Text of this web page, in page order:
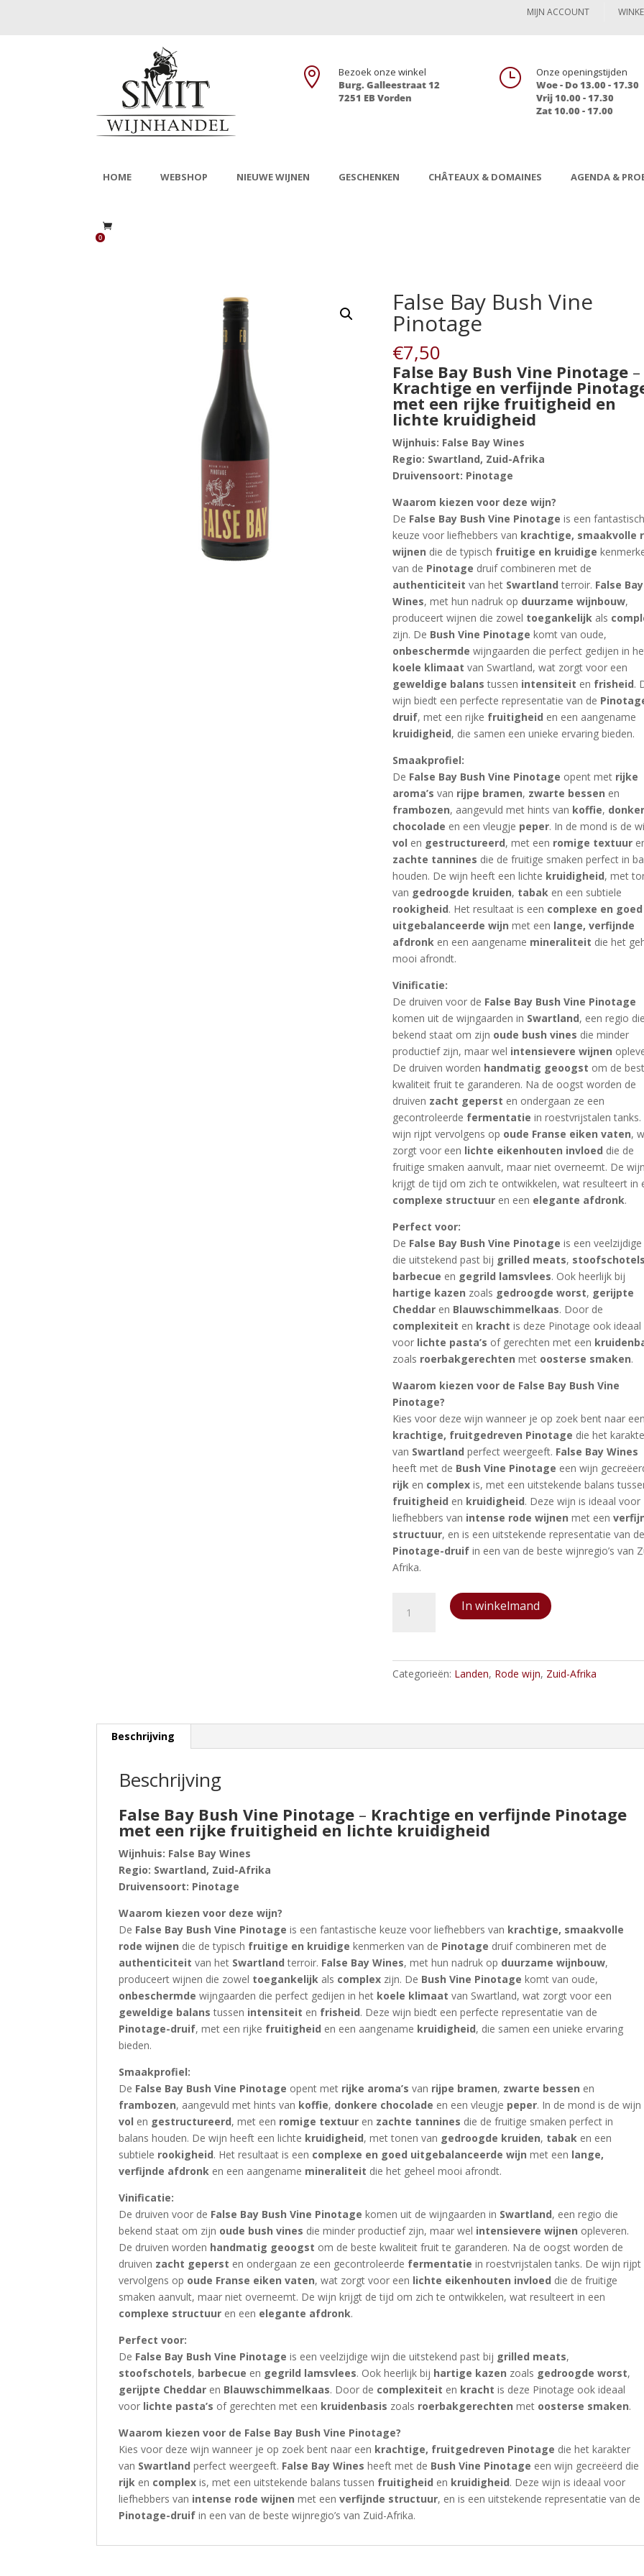
MIJN ACCOUNT

Bezoek onze winkel
Burg. Galleestraat 12
7251 EB Vorden
}
Onze openingstijden
Woe - Do 13.00 - 17.30
Vrij 10.00 - 17.30
Zat 10.00 - 17.00
HOME WEBSHOP NIEUWE WIJNEN GESCHENKEN CHÂTEAUX & DOMAINES AGENDA &
0
False Bay Bush Vine
Pinotage
€7,50
False Bay Bush Vine Pinotage –
Krachtige en verfijnde
met een rijke fruitigheid en
lichte kruidigheid
Wijnhuis: False Bay Wines
Regio: Swartland, Zuid-Afrika
Druivensoort: Pinotage
Waarom kiezen voor deze wijn?
De False Bay Bush Vine Pinotage is een
keuze voor liefhebbers van krachtige, smaakvolle
wijnen die de typisch fruitige en kruidige
van de Pinotage druif combineren met de
authenticiteit van het Swartland terroir. False Bay
Wines, met hun nadruk op duurzame wijnbouw,
produceert wijnen die zowel toegankelijk als
zijn. De Bush Vine Pinotage komt van oude,
onbeschermde wijngaarden die perfect gedijen in
koele klimaat van Swartland, wat zorgt voor een
geweldige balans tussen intensiteit en frisheid.
wijn biedt een perfecte representatie van de
druif, met een rijke fruitigheid en een aangename
kruidigheid, die samen een unieke ervaring bieden.
Smaakprofiel:
De False Bay Bush Vine Pinotage opent met rijke
aroma’s van rijpe bramen, zwarte bessen en
frambozen, aangevuld met hints van koffie,
chocolade en een vleugje peper. In de mond is de
vol en gestructureerd, met een romige textuur
zachte tannines die de fruitige smaken perfect in
houden. De wijn heeft een lichte kruidigheid, met
van gedroogde kruiden, tabak en een subtiele
rookigheid. Het resultaat is een complexe en goed
uitgebalanceerde wijn met een lange, verfijnde
afdronk en een aangename mineraliteit die het
mooi afrondt.
Vinificatie:
De druiven voor de False Bay Bush Vine Pinotage
komen uit de wijngaarden in Swartland, een regio die
bekend staat om zijn oude bush vines die minder
productief zijn, maar wel intensievere wijnen
De druiven worden handmatig geoogst om de
kwaliteit fruit te garanderen. Na de oogst worden de
druiven zacht geperst en ondergaan ze een
gecontroleerde fermentatie in roestvrijstalen tanks.
wijn rijpt vervolgens op oude Franse eiken vaten,
zorgt voor een lichte eikenhouten invloed die de
fruitige smaken aanvult, maar niet overneemt. De wijn
krijgt de tijd om zich te ontwikkelen, wat resulteert in
complexe structuur en een elegante afdronk.
Perfect voor:
De False Bay Bush Vine Pinotage is een
die uitstekend past bij grilled meats, stoofschotels
barbecue en gegrild lamsvlees. Ook heerlijk bij
hartige kazen zoals gedroogde worst, gerijpte
Cheddar en Blauwschimmelkaas. Door de
complexiteit en kracht is deze Pinotage ook ideaal
voor lichte pasta’s of gerechten met een
zoals roerbakgerechten met oosterse smaken.
Waarom kiezen voor de False Bay Bush Vine
Pinotage?
Kies voor deze wijn wanneer je op zoek bent naar een
krachtige, fruitgedreven Pinotage die het
van Swartland perfect weergeeft. False Bay Wines
heeft met de Bush Vine Pinotage een wijn
rijk en complex is, met een uitstekende balans
fruitigheid en kruidigheid. Deze wijn is ideaal voor
liefhebbers van intense rode wijnen met een
structuur, en is een uitstekende representatie van de
Pinotage-druif in een van de beste wijnregio’s van
Afrika.
Bay
aantal
In winkelmand
Categorieën: Landen, Rode wijn, Zuid-Afrika
Beschrijving
Beschrijving
False Bay Bush Vine Pinotage – Krachtige en verfijnde Pinotage
met een rijke fruitigheid en lichte kruidigheid
Wijnhuis: False Bay Wines
Regio: Swartland, Zuid-Afrika
Druivensoort: Pinotage
Waarom kiezen voor deze wijn?
De False Bay Bush Vine Pinotage is een fantastische keuze voor liefhebbers van krachtige, smaakvolle
rode wijnen die de typisch fruitige en kruidige kenmerken van de Pinotage druif combineren met de
authenticiteit van het Swartland terroir. False Bay Wines, met hun nadruk op duurzame wijnbouw,
produceert wijnen die zowel toegankelijk als complex zijn. De Bush Vine Pinotage komt van oude,
onbeschermde wijngaarden die perfect gedijen in het koele klimaat van Swartland, wat zorgt voor een
geweldige balans tussen intensiteit en frisheid. Deze wijn biedt een perfecte representatie van de
Pinotage-druif, met een rijke fruitigheid en een aangename kruidigheid, die samen een unieke ervaring
bieden.
Smaakprofiel:
De False Bay Bush Vine Pinotage opent met rijke aroma’s van rijpe bramen, zwarte bessen en
frambozen, aangevuld met hints van koffie, donkere chocolade en een vleugje peper. In de mond is de wijn
vol en gestructureerd, met een romige textuur en zachte tannines die de fruitige smaken perfect in
balans houden. De wijn heeft een lichte kruidigheid, met tonen van gedroogde kruiden, tabak en een
subtiele rookigheid. Het resultaat is een complexe en goed uitgebalanceerde wijn met een lange,
verfijnde afdronk en een aangename mineraliteit die het geheel mooi afrondt.
Vinificatie:
De druiven voor de False Bay Bush Vine Pinotage komen uit de wijngaarden in Swartland, een regio die
bekend staat om zijn oude bush vines die minder productief zijn, maar wel intensievere wijnen opleveren.
De druiven worden handmatig geoogst om de beste kwaliteit fruit te garanderen. Na de oogst worden de
druiven zacht geperst en ondergaan ze een gecontroleerde fermentatie in roestvrijstalen tanks. De wijn rijpt
vervolgens op oude Franse eiken vaten, wat zorgt voor een lichte eikenhouten invloed die de fruitige
smaken aanvult, maar niet overneemt. De wijn krijgt de tijd om zich te ontwikkelen, wat resulteert in een
complexe structuur en een elegante afdronk.
Perfect voor:
De False Bay Bush Vine Pinotage is een veelzijdige wijn die uitstekend past bij grilled meats,
stoofschotels, barbecue en gegrild lamsvlees. Ook heerlijk bij hartige kazen zoals gedroogde worst,
gerijpte Cheddar en Blauwschimmelkaas. Door de complexiteit en kracht is deze Pinotage ook ideaal
voor lichte pasta’s of gerechten met een kruidenbasis zoals roerbakgerechten met oosterse smaken.
Waarom kiezen voor de False Bay Bush Vine Pinotage?
Kies voor deze wijn wanneer je op zoek bent naar een krachtige, fruitgedreven Pinotage die het karakter
van Swartland perfect weergeeft. False Bay Wines heeft met de Bush Vine Pinotage een wijn gecreëerd die
rijk en complex is, met een uitstekende balans tussen fruitigheid en kruidigheid. Deze wijn is ideaal voor
liefhebbers van intense rode wijnen met eenverfijnde structuur, en is een uitstekende representatie van de
Pinotage-druif in een van de beste wijnregio’s van Zuid-Afrika.